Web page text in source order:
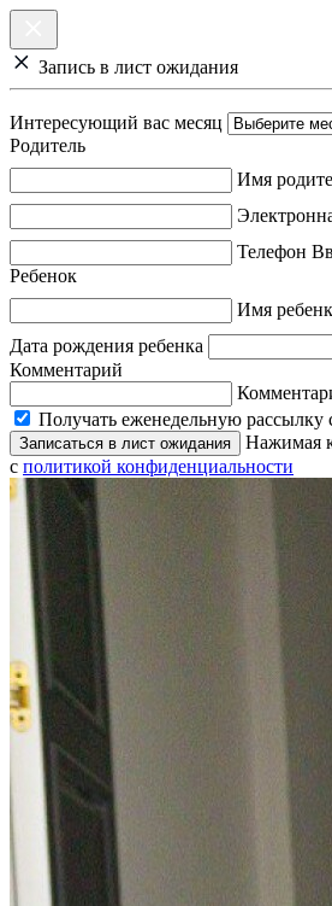
Запись в лист ожидания
Интересующий вас месяц
Родитель
Имя
Телефон
Ребенок
Имя
Дата рождения ребенка
Комментарий
Получать еженедельную
Записаться в лист ожидания
Нажимая
с политикой конфиденциальности